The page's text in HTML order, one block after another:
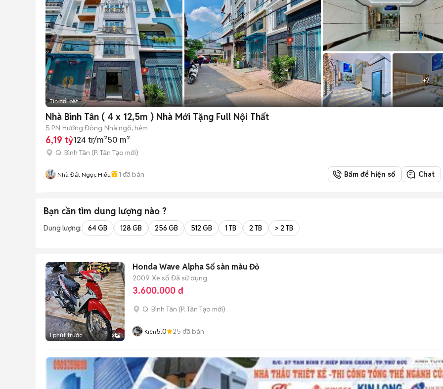
+2
Tin nổi bật
Nhà Bình Tân ( 4 x 12,5m ) Nhà Mới Tặng Full Nội Thất
5 PN Hướng Đông Nhà ngõ, hẻm
6,19 tỷ124 tr/m²50 m²
Q. Bình Tân (P. Tân Tạo mới)
Nhà Đất Ngọc Hiếu 1 đã bán Bấm để hiện số Chat
Bạn cần tìm dung lượng nào ?
Dung lượng: 64 GB 128 GB 256 GB 512 GB 1 TB 2 TB > 2 TB
1 phút trước 3
Honda Wave Alpha Số sàn màu Đỏ
2009 Xe số Đã sử dụng
3.600.000 đ
Q. Bình Tân (P. Tân Tạo mới)
Kiên5.0 25 đã bán